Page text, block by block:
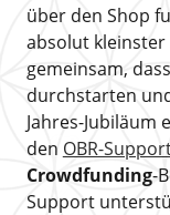
über den Shop
absolut
gemeinsam,
durchstarten
Jahres-
den OBR-
Crowdfunding-
Support